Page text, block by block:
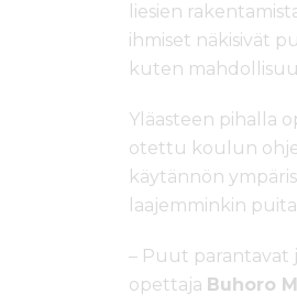
liesien
ihmiset näkisivät
kuten
Yläasteen pihalla
otettu koulun
käytännön
laajemminkin
– Puut parantavat
opettaja Buhoro